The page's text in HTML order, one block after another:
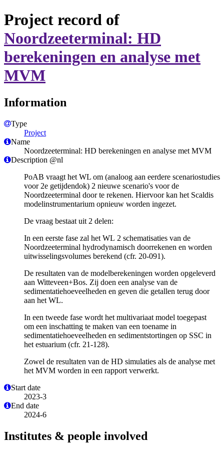
Project record of
Noordzeeterminal: HD
berekeningen en analyse met
MVM
Information
Type
Project
Name
Noordzeeterminal: HD berekeningen en analyse met MVM
Description @nl
PoAB vraagt het WL om (analoog aan eerdere scenariostudies
voor 2e getijdendok) 2 nieuwe scenario's voor de
Noordzeeterminal door te rekenen. Hiervoor kan het Scaldis
modelinstrumentarium opnieuw worden ingezet.
De vraag bestaat uit 2 delen:
In een eerste fase zal het WL 2 schematisaties van de
Noordzeeterminal hydrodynamisch doorrekenen en worden
uitwisselingsvolumes berekend (cfr. 20-091).
De resultaten van de modelberekeningen worden opgeleverd
aan Witteveen+Bos. Zij doen een analyse van de
sedimentatiehoeveelheden en geven die getallen terug door
aan het WL.
In een tweede fase wordt het multivariaat model toegepast
om een inschatting te maken van een toename in
sedimentatiehoeveelheden en sedimentstortingen op SSC in
het estuarium (cfr. 21-128).
Zowel de resultaten van de HD simulaties als de analyse met
het MVM worden in een rapport verwerkt.
Start date
2023-3
End date
2024-6
Institutes & people involved